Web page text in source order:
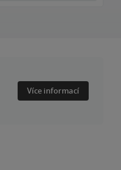
Více informací